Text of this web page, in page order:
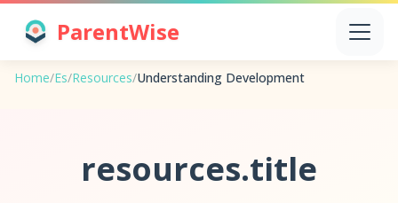
ParentWise
Home/Es/Resources/Understanding Development
resources.title